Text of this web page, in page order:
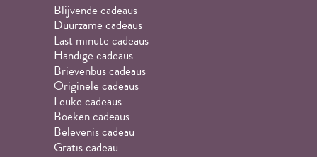
Blijvende cadeaus
Duurzame cadeaus
Last minute cadeaus
Handige cadeaus
Brievenbus cadeaus
Originele cadeaus
Leuke cadeaus
Boeken cadeaus
Belevenis cadeau
Gratis cadeau